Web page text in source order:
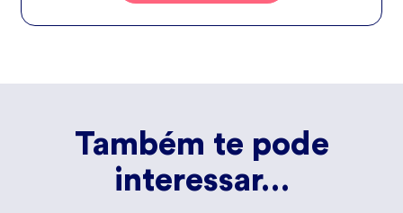
conforme o explicito naPolítica de Privacidade.
Também te pode
interessar…